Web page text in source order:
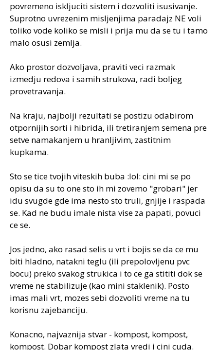
povremeno iskljuciti sistem i dozvoliti isusivanje.
Suprotno uvrezenim misljenjima paradajz NE voli
toliko vode koliko se misli i prija mu da se tu i tamo
malo osusi zemlja.
Ako prostor dozvoljava, praviti veci razmak
izmedju redova i samih strukova, radi boljeg
provetravanja.
Na kraju, najbolji rezultati se postizu odabirom
otpornijih sorti i hibrida, ili tretiranjem semena pre
setve namakanjem u hranljivim, zastitnim
kupkama.
Sto se tice tvojih viteskih buba :lol: cini mi se po
opisu da su to one sto ih mi zovemo "grobari" jer
idu svugde gde ima nesto sto truli, gnjije i raspada
se. Kad ne budu imale nista vise za papati, povuci
ce se.
Jos jedno, ako rasad selis u vrt i bojis se da ce mu
biti hladno, natakni teglu (ili prepolovljenu pvc
bocu) preko svakog strukica i to ce ga stititi dok se
vreme ne stabilizuje (kao mini staklenik). Posto
imas mali vrt, mozes sebi dozvoliti vreme na tu
korisnu zajebanciju.
Konacno, najvaznija stvar - kompost, kompost,
kompost. Dobar kompost zlata vredi i cini cuda.